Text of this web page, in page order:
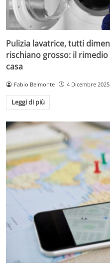
Pulizia lavatrice, tutti
rischiano grosso: il
casa
Fabio Belmonte 4 Dicembre 2025
Leggi di più